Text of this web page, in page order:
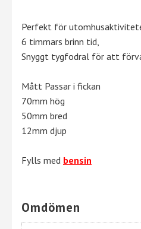
Perfekt för
6 timmars brinn tid,
Snyggt tygfodral för att
Mått Passar i fickan
70mm hög
50mm bred
12mm djup
Fylls med bensin
Omdömen